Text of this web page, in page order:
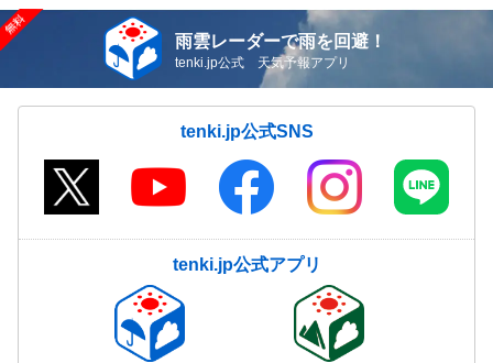
雨雲レーダーで雨を回避！
tenki.jp公式 天気予報アプリ
tenki.jp公式SNS
tenki.jp公式アプリ